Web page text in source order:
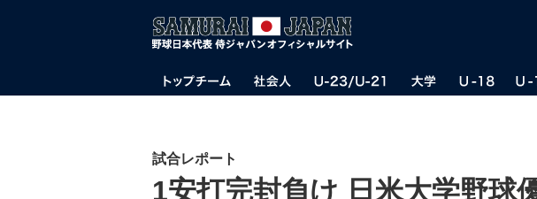
試合レポート
1安打完封負け 日米大学野球